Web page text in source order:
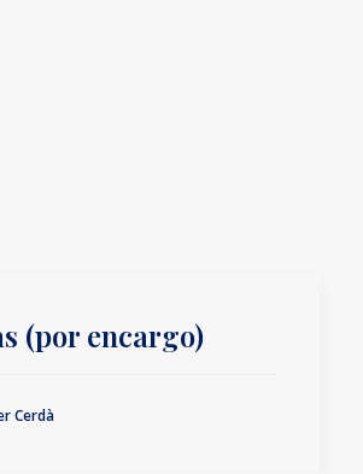
(por encargo)
Cerdà